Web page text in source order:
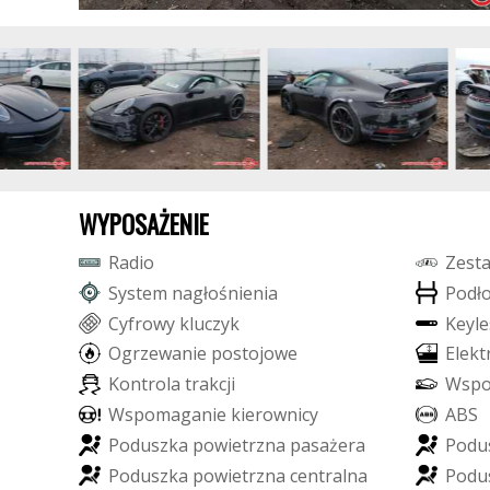
WYPOSAŻENIE
Radio Zesta
System nagłośnienia Podło
Cyfrowy kluczyk Keyle
Ogrzewanie postojowe Elekt
Kontrola trakcji Wspo
Wspomaganie kierownicy ABS
Poduszka powietrzna pasażera Podu
Poduszka powietrzna centralna Podu